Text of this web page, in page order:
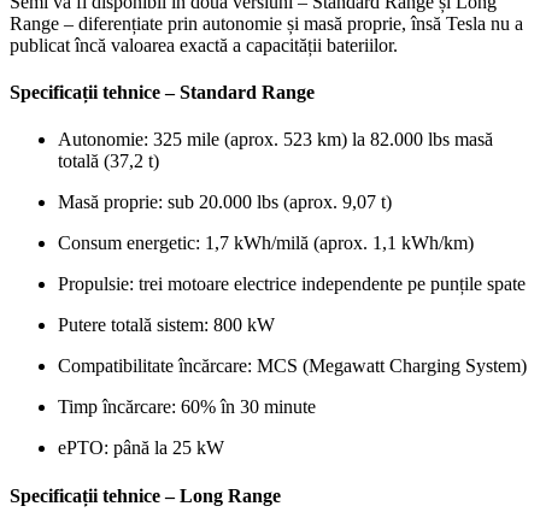
Range – diferențiate prin autonomie și masă proprie, însă Tesla nu a
publicat încă valoarea exactă a capacității bateriilor.
Specificații tehnice – Standard Range
Autonomie: 325 mile (aprox. 523 km) la 82.000 lbs masă
totală (37,2 t)
Masă proprie: sub 20.000 lbs (aprox. 9,07 t)
Consum energetic: 1,7 kWh/milă (aprox. 1,1 kWh/km)
Propulsie: trei motoare electrice independente pe punțile spate
Putere totală sistem: 800 kW
Compatibilitate încărcare: MCS (Megawatt Charging System)
Timp încărcare: 60% în 30 minute
ePTO: până la 25 kW
Specificații tehnice – Long Range